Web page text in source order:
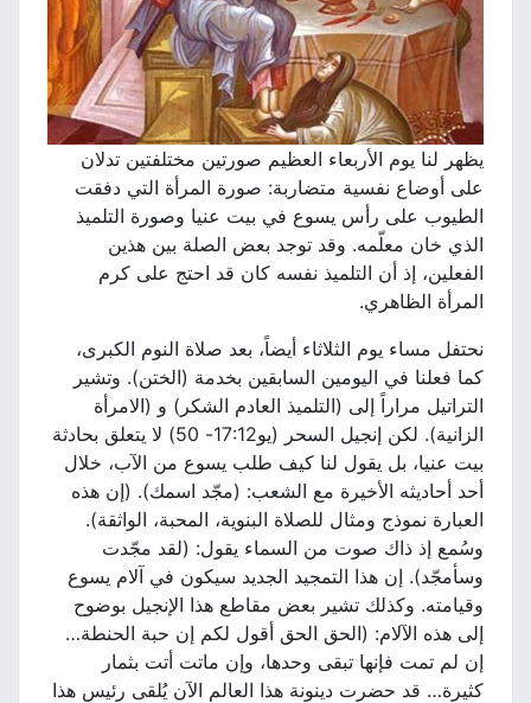
يظهر لنا يوم الأربعاء العظيم صورتين مختلفتين تدلان
على أوضاع نفسية متضاربة: صورة المرأة التي دفقت
الطيوب على رأس يسوع في بيت عنيا وصورة التلميذ
الذي خان معلّمه. وقد توجد بعض الصلة بين هذين
الفعلين، إذ أن التلميذ نفسه كان قد احتج على كرم
المرأة الظاهري.
نحتفل مساء يوم الثلاثاء أيضاً، بعد صلاة النوم الكبرى،
كما فعلنا في اليومين السابقين بخدمة (الختن). وتشير
التراتيل مراراً إلى (التلميذ العادم الشكر) و (الامرأة
الزانية). لكن إنجيل السحر (يو17:12- 50) لا يتعلق بحادثة
بيت عنيا، بل يقول لنا كيف طلب يسوع من الآب، خلال
أحد أحاديثه الأخيرة مع الشعب: (مجّد اسمك). (إن هذه
العبارة نموذج ومثال للصلاة البنوية، المحبة، الواثقة).
وسُمع إذ ذاك صوت من السماء يقول: (لقد مجّدت
وسأمجّد). إن هذا التمجيد الجديد سيكون في آلام يسوع
وقيامته. وكذلك تشير بعض مقاطع هذا الإنجيل بوضوح
إلى هذه الآلام: (الحق الحق أقول لكم إن حبة الحنطة…
إن لم تمت فإنها تبقى وحدها، وإن ماتت أتت بثمار
كثيرة… قد حضرت دينونة هذا العالم الآن يُلقى رئيس هذا